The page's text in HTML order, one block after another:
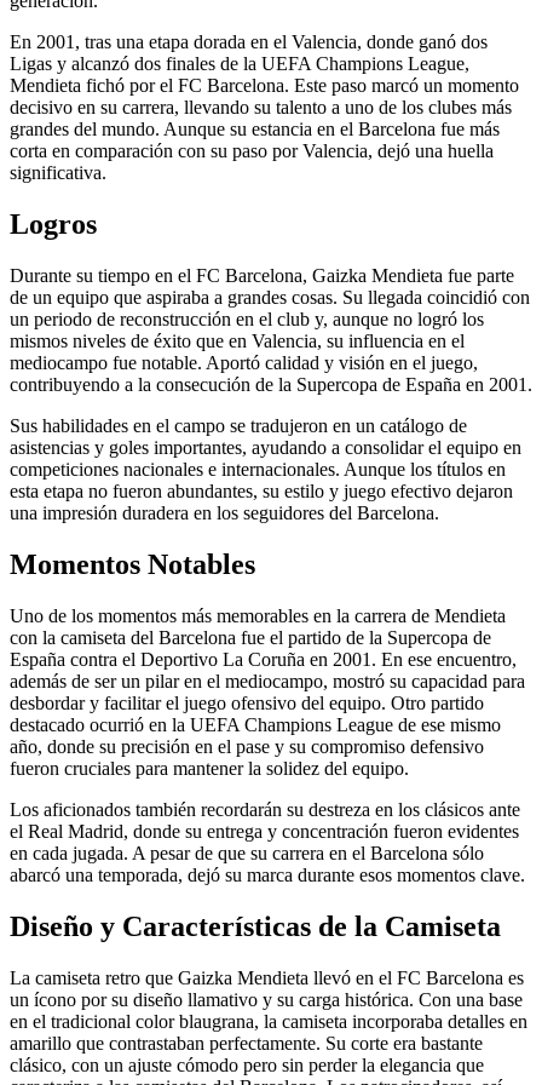
En 2001, tras una etapa dorada en el Valencia, donde ganó dos
Ligas y alcanzó dos finales de la UEFA Champions League,
Mendieta fichó por el FC Barcelona. Este paso marcó un momento
decisivo en su carrera, llevando su talento a uno de los clubes más
grandes del mundo. Aunque su estancia en el Barcelona fue más
corta en comparación con su paso por Valencia, dejó una huella
significativa.
Logros
Durante su tiempo en el FC Barcelona, Gaizka Mendieta fue parte
de un equipo que aspiraba a grandes cosas. Su llegada coincidió con
un periodo de reconstrucción en el club y, aunque no logró los
mismos niveles de éxito que en Valencia, su influencia en el
mediocampo fue notable. Aportó calidad y visión en el juego,
contribuyendo a la consecución de la Supercopa de España en 2001.
Sus habilidades en el campo se tradujeron en un catálogo de
asistencias y goles importantes, ayudando a consolidar el equipo en
competiciones nacionales e internacionales. Aunque los títulos en
esta etapa no fueron abundantes, su estilo y juego efectivo dejaron
una impresión duradera en los seguidores del Barcelona.
Momentos Notables
Uno de los momentos más memorables en la carrera de Mendieta
con la camiseta del Barcelona fue el partido de la Supercopa de
España contra el Deportivo La Coruña en 2001. En ese encuentro,
además de ser un pilar en el mediocampo, mostró su capacidad para
desbordar y facilitar el juego ofensivo del equipo. Otro partido
destacado ocurrió en la UEFA Champions League de ese mismo
año, donde su precisión en el pase y su compromiso defensivo
fueron cruciales para mantener la solidez del equipo.
Los aficionados también recordarán su destreza en los clásicos ante
el Real Madrid, donde su entrega y concentración fueron evidentes
en cada jugada. A pesar de que su carrera en el Barcelona sólo
abarcó una temporada, dejó su marca durante esos momentos clave.
Diseño y Características de la Camiseta
La camiseta retro que Gaizka Mendieta llevó en el FC Barcelona es
un ícono por su diseño llamativo y su carga histórica. Con una base
en el tradicional color blaugrana, la camiseta incorporaba detalles en
amarillo que contrastaban perfectamente. Su corte era bastante
clásico, con un ajuste cómodo pero sin perder la elegancia que